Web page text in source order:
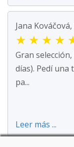
Jana
★ ★ ★ ★
Gran
días). Pedí una
pa...
Leer más ...